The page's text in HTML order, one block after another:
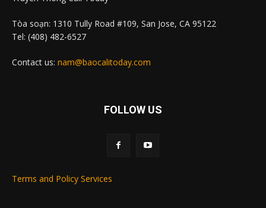
Tòa soạn: 1310 Tully Road #109, San Jose, CA 95122
Tel: (408) 482-6527
Contact us: nam@baocalitoday.com
FOLLOW US
Terms and Policy Services